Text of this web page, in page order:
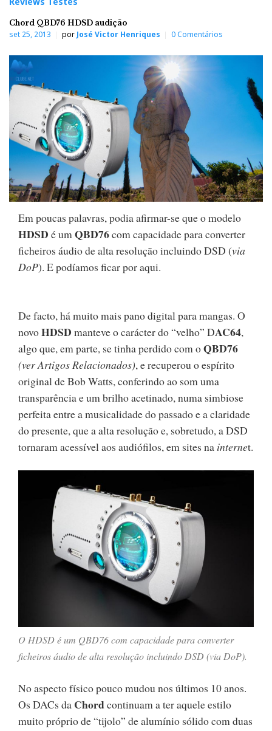
Chord QBD76 HDSD audição
set 25, 2013 por José Victor Henriques 0 Comentários
Em poucas palavras, podia afirmar-se que o modelo
HDSD é umQBD76com capacidade para converter
ficheiros áudio de alta resolução incluindo DSD (via
DoP). E podíamos ficar por aqui.
De facto, há muito mais pano digital para mangas. O
novoHDSD manteve o carácter do “velho” DAC64,
algo que, em parte, se tinha perdido com oQBD76
(ver Artigos Relacionados), e recuperou o espírito
original de Bob Watts, conferindo ao som uma
transparência e um brilho acetinado, numa simbiose
perfeita entre a musicalidade do passado e a claridade
do presente, que a alta resolução e, sobretudo, a DSD
tornaram acessível aos audiófilos, em sites na internet.
O HDSD é um QBD76 com capacidade para converter
ficheiros áudio de alta resolução incluindo DSD (via DoP).
No aspecto físico pouco mudou nos últimos 10 anos.
Os DACs da Chordcontinuam a ter aquele estilo
muito próprio de “tijolo” de alumínio sólido com duas